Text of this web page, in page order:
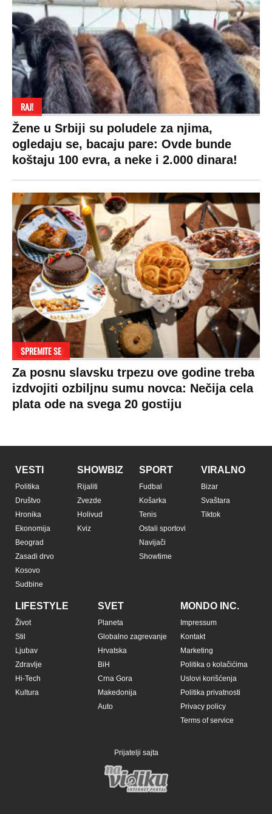
RAJ!
Žene u Srbiji su poludele za njima,
ogledaju se, bacaju pare: Ovde bunde
koštaju 100 evra, a neke i 2.000 dinara!
SPREMITE SE
Za posnu slavsku trpezu ove godine treba
izdvojiti ozbiljnu sumu novca: Nečija cela
plata ode na svega 20 gostiju
VESTI
Politika
Društvo
Hronika
Ekonomija
Beograd
Zasadi drvo
Kosovo
Sudbine
SHOWBIZ
Rijaliti
Zvezde
Holivud
Kviz
SPORT
Fudbal
Košarka
Tenis
Ostali sportovi
Navijači
Showtime
VIRALNO
Bizar
Svaštara
Tiktok
LIFESTYLE
Život
Stil
Ljubav
Zdravlje
Hi-Tech
Kultura
SVET
Planeta
Globalno zagrevanje
Hrvatska
BiH
Crna Gora
Makedonija
Auto
MONDO INC.
Impressum
Kontakt
Marketing
Politika o kolačićima
Uslovi korišćenja
Politika privatnosti
Privacy policy
Terms of service
Prijatelji sajta